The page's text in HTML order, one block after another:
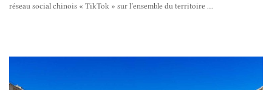
réseau social chinois « TikTok » sur l’ensemble du territoire …